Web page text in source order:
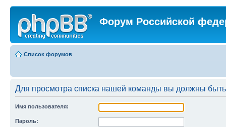
Форум Российской
Список форумов
Для просмотра списка нашей команды вы должны
Имя пользователя:
Пароль: